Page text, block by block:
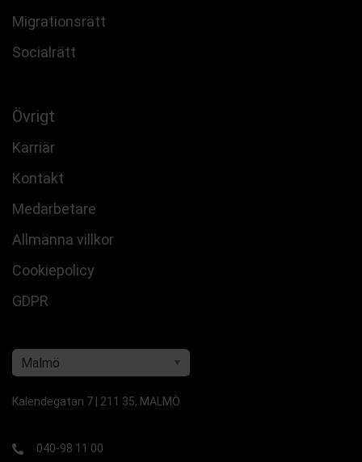
Migrationsrätt
Socialrätt
Övrigt
Karriär
Kontakt
Medarbetare
Allmänna villkor
Cookiepolicy
GDPR
Kalendegatan 7 | 211 35, MALMÖ
040-98 11 00